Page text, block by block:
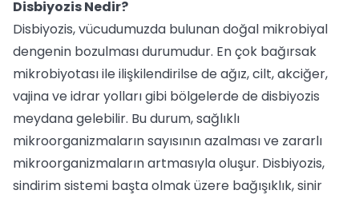
Disbiyozis Nedir?
Disbiyozis, vücudumuzda bulunan doğal mikrobiyal
dengenin bozulması durumudur. En çok bağırsak
mikrobiyotası ile ilişkilendirilse de ağız, cilt, akciğer,
vajina ve idrar yolları gibi bölgelerde de disbiyozis
meydana gelebilir. Bu durum, sağlıklı
mikroorganizmaların sayısının azalması ve zararlı
mikroorganizmaların artmasıyla oluşur. Disbiyozis,
sindirim sistemi başta olmak üzere bağışıklık, sinir